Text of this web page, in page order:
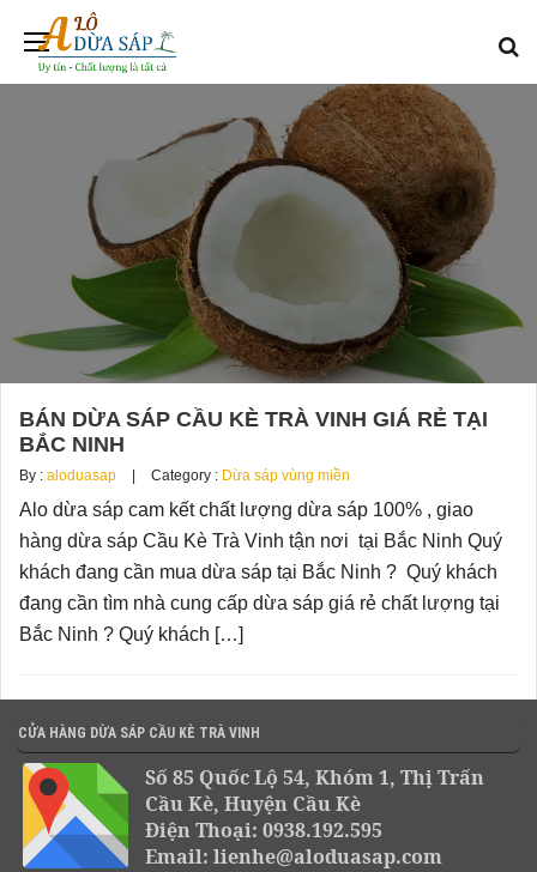
BÁN DỪA SÁP CẦU KÈ TRÀ VINH GIÁ RẺ TẠI
BẮC NINH
By : aloduasap Category : Dừa sáp vùng miền
Alo dừa sáp cam kết chất lượng dừa sáp 100% , giao
hàng dừa sáp Cầu Kè Trà Vinh tận nơi tại Bắc Ninh Quý
khách đang cần mua dừa sáp tại Bắc Ninh ? Quý khách
đang cần tìm nhà cung cấp dừa sáp giá rẻ chất lượng tại
Bắc Ninh ? Quý khách […]
CỬA HÀNG DỪA SÁP CẦU KÈ TRÀ VINH
Số 85 Quốc Lộ 54, Khóm 1, Thị Trấn
Cầu Kè, Huyện Cầu Kè
Điện Thoại: 0938.192.595
Email: lienhe@aloduasap.com